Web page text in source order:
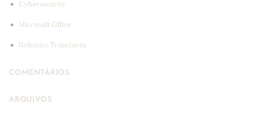
Cybersecurity
Microsoft Office
Robotics Transform
COMENTÁRIOS
ARQUIVOS